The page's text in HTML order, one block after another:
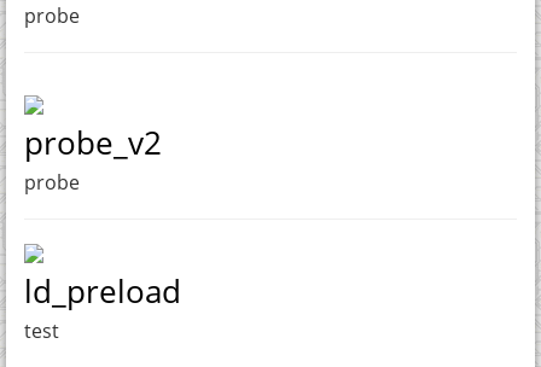
probe
probe_v2
probe
ld_preload
test